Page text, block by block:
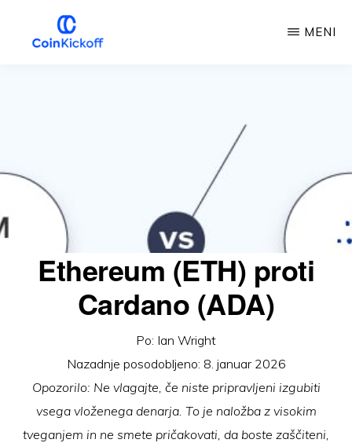
MENI
Ethereum (ETH) proti
Cardano (ADA)
Po: Ian Wright
Nazadnje posodobljeno: 8. januar 2026
Opozorilo: Ne vlagajte, če niste pripravljeni izgubiti
vsega vloženega denarja. To je naložba z visokim
tveganjem in ne smete pričakovati, da boste zaščiteni,